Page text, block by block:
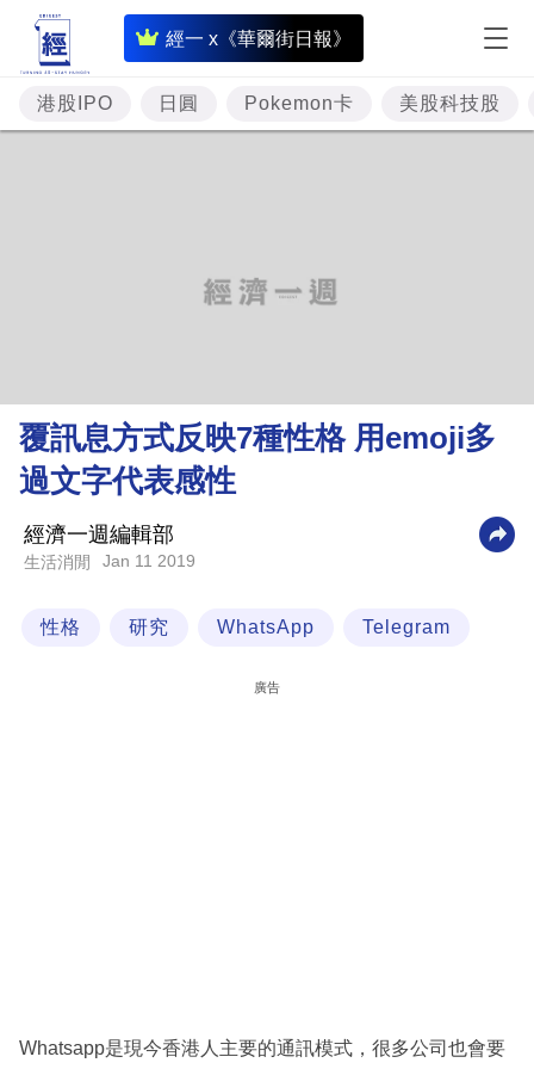
經一 x《華爾街日報》
即
時
財
經
理
財
商
業
科
區
港股IPO 日圓 Pokemon卡 美股科技股
覆訊息方式反映7種性格 用emoji多
過文字代表感性
經濟一週編輯部
生活消閒 Jan 11 2019
性格 研究 WhatsApp Telegram
廣告
Whatsapp是現今香港人主要的通訊模式，很多公司也會要